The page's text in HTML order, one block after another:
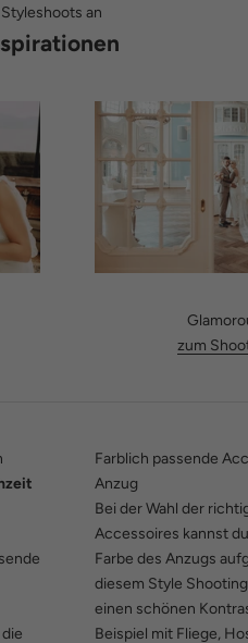
an
zum
Farblich passende
Anzug
Bei der Wahl der
Accessoires kannst
Farbe des Anzugs
diesem Style
einen schönen
Beispiel mit Fliege,